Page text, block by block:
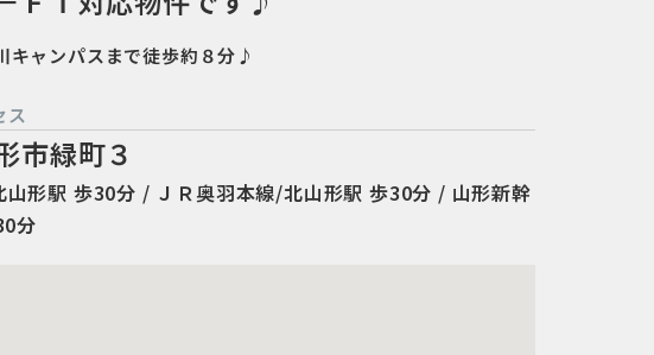
キャンパスまで徒歩約８分♪
ス
市緑町３
山形駅 歩30分 / ＪＲ奥羽本線/北山形駅 歩30分 / 山形新幹
分